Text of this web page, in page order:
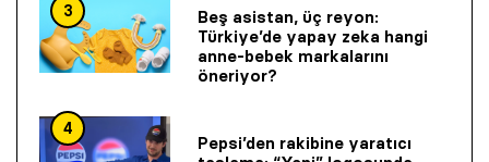
3
Beş asistan, üç reyon:
Türkiye’de yapay zeka hangi
anne-bebek markalarını
öneriyor?
4
Pepsi’den rakibine yaratıcı